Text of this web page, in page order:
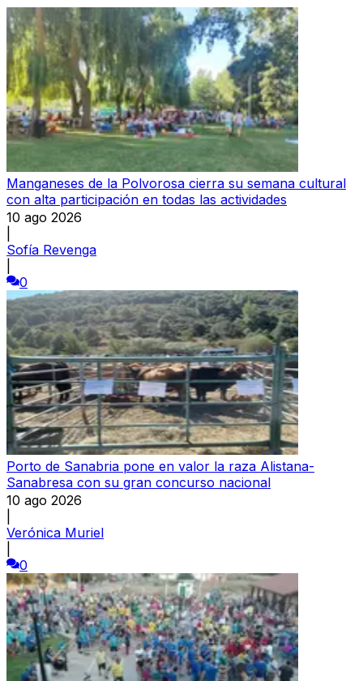
Manganeses de la Polvorosa cierra su semana cultural
con alta participación en todas las actividades
10 ago 2026
Sofía Revenga
0
Porto de Sanabria pone en valor la raza Alistana-
Sanabresa con su gran concurso nacional
10 ago 2026
Verónica Muriel
0